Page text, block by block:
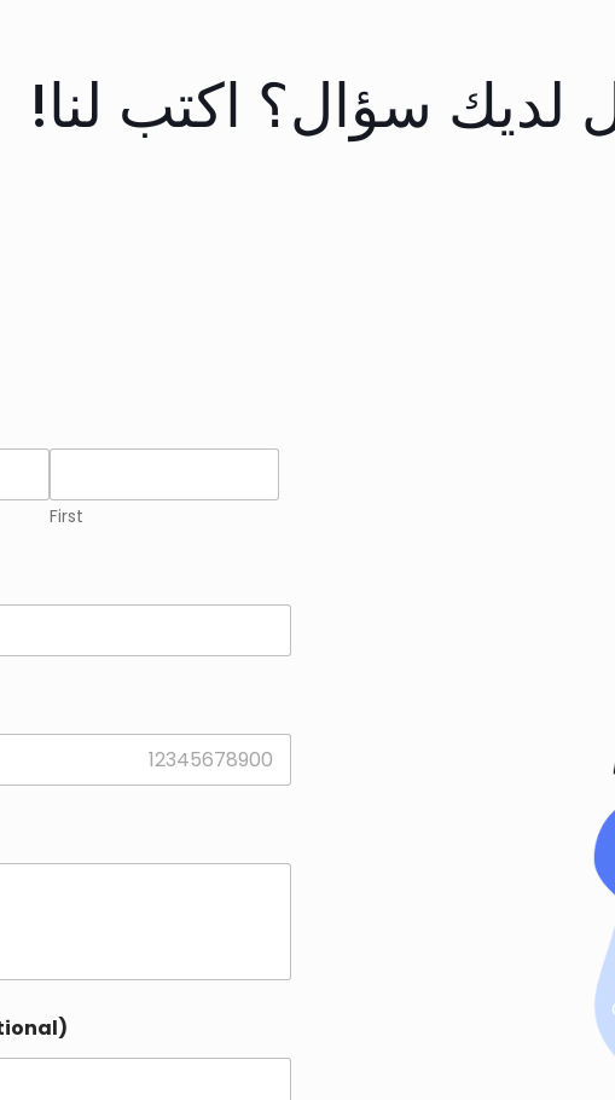
لديك سؤال؟ اكتب لنا!
First